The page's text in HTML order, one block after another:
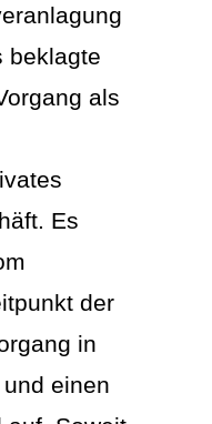
beklagte
als
Es
der
in
einen